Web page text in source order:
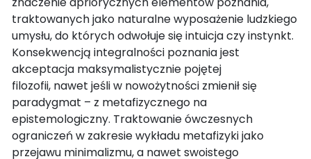
traktowanych jako naturalne wyposażenie ludzkiego
umysłu, do których odwołuje się intuicja czy instynkt.
Konsekwencją integralności poznania jest
akceptacja maksymalistycznie pojętej
filozofii, nawet jeśli w nowożytności zmienił się
paradygmat – z metafizycznego na
epistemologiczny. Traktowanie ówczesnych
ograniczeń w zakresie wykładu metafizyki jako
przejawu minimalizmu, a nawet swoistego